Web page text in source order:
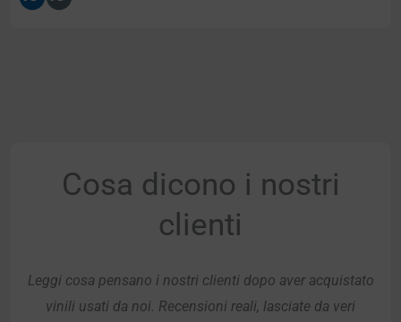
Cosa dicono i nostri
clienti
Leggi cosa pensano i nostri clienti dopo aver acquistato
vinili usati da noi. Recensioni reali, lasciate da veri